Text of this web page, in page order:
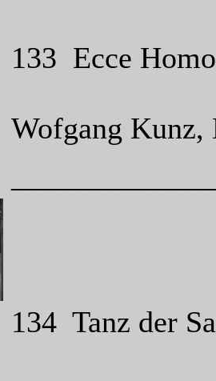
133 Ecce
Wofgang Kunz,
134 Tanz der